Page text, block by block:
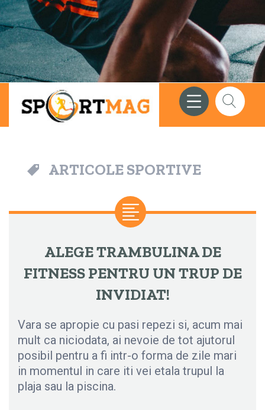
Meniu
Căutare
ARTICOLE SPORTIVE
ALEGE TRAMBULINA DE
FITNESS PENTRU UN TRUP DE
INVIDIAT!
Vara se apropie cu pasi repezi si, acum mai
mult ca niciodata, ai nevoie de tot ajutorul
posibil pentru a fi intr-o forma de zile mari
in momentul in care iti vei etala trupul la
plaja sau la piscina.